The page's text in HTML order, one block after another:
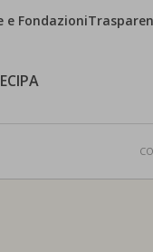
e Fondazioni